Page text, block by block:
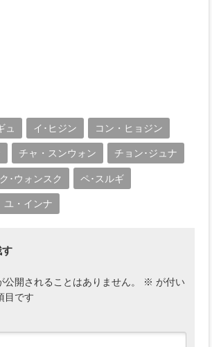
ュ イ･ヒジン コン・ヒョジン
チャ・スンウォン チョン･ジュナ
･ウォンスク ペ･スルギ
ユ・インナ
す
公開されることはありません。 ※ が付い
目です